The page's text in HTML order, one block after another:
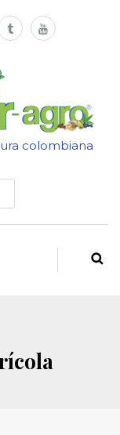
colombiana